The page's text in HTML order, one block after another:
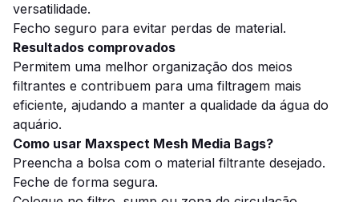
versatilidade.
Fecho seguro para evitar perdas de material.
Resultados comprovados
Permitem uma melhor organização dos meios
filtrantes e contribuem para uma filtragem mais
eficiente, ajudando a manter a qualidade da água do
aquário.
Como usar Maxspect Mesh Media Bags?
Preencha a bolsa com o material filtrante desejado.
Feche de forma segura.